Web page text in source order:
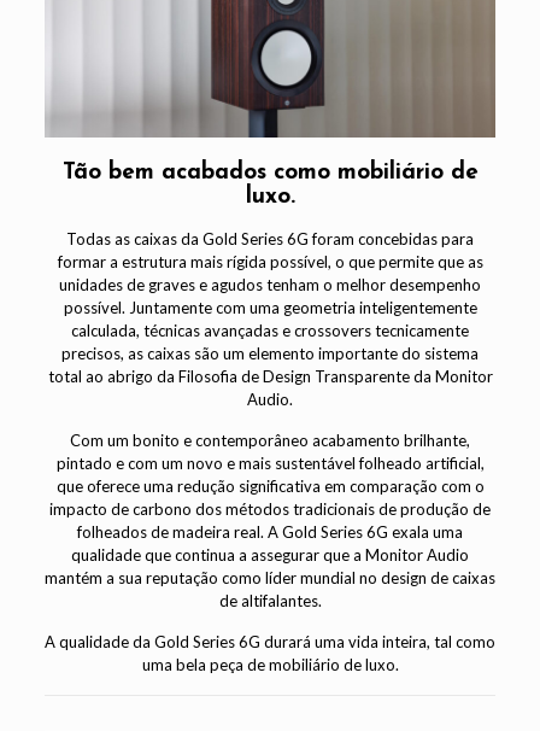
Tão bem acabados como mobiliário de
luxo.
Todas as caixas da Gold Series 6G foram concebidas para
formar a estrutura mais rígida possível, o que permite que as
unidades de graves e agudos tenham o melhor desempenho
possível. Juntamente com uma geometria inteligentemente
calculada, técnicas avançadas e crossovers tecnicamente
precisos, as caixas são um elemento importante do sistema
total ao abrigo da Filosofia de Design Transparente da Monitor
Audio.
Com um bonito e contemporâneo acabamento brilhante,
pintado e com um novo e mais sustentável folheado artificial,
que oferece uma redução significativa em comparação com o
impacto de carbono dos métodos tradicionais de produção de
folheados de madeira real. A Gold Series 6G exala uma
qualidade que continua a assegurar que a Monitor Audio
mantém a sua reputação como líder mundial no design de caixas
de altifalantes.
A qualidade da Gold Series 6G durará uma vida inteira, tal como
uma bela peça de mobiliário de luxo.